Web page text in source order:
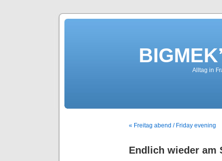
Alltag in
« Freitag abend / Friday evening
Endlich wieder am